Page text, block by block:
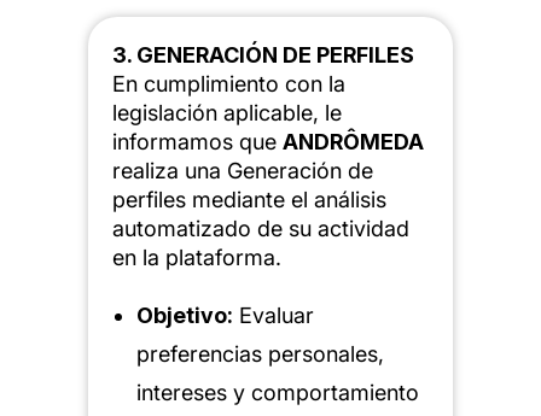
3. GENERACIÓN DE PERFILES
En cumplimiento con la
legislación aplicable, le
informamos que ANDRÔMEDA
realiza una Generación de
perfiles mediante el análisis
automatizado de su actividad
en la plataforma.
Objetivo: Evaluar
preferencias personales,
intereses y comportamiento